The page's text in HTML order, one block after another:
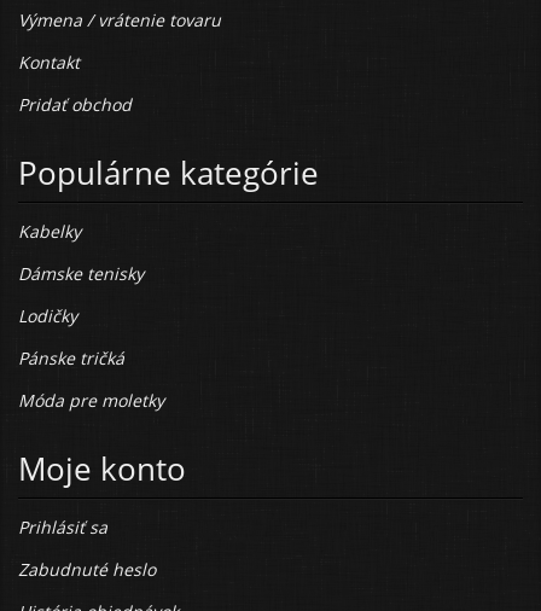
Výmena / vrátenie tovaru
Kontakt
Pridať obchod
Populárne kategórie
Kabelky
Dámske tenisky
Lodičky
Pánske tričká
Móda pre moletky
Moje konto
Prihlásiť sa
Zabudnuté heslo